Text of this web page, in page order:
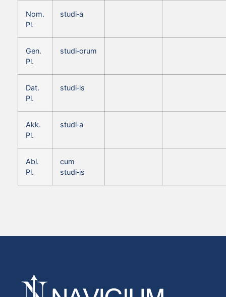
Nom.
Pl.
studi‑a
Gen.
Pl.
studi‑orum
Dat.
Pl.
studi‑is
Akk.
Pl.
studi‑a
Abl.
Pl.
cum
studi‑is